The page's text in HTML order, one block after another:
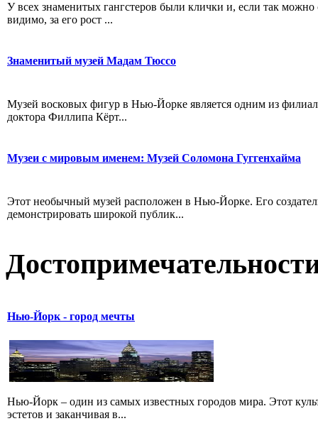
У всех знаменитых гангстеров были клички и, если так
видимо, за его рост ...
Знаменитый музей Мадам Тюссо
Музей восковых фигур в Нью-Йорке является одним из
доктора Филлипа Кёрт...
Музеи с мировым именем: Музей Соломона Гуггенхайма
Этот необычный музей расположен в Нью-Йорке. Его
демонстрировать широкой публик...
Нью-Йорк - город мечты
Нью-Йорк – один из самых известных городов мира. Этот
эстетов и заканчивая в...